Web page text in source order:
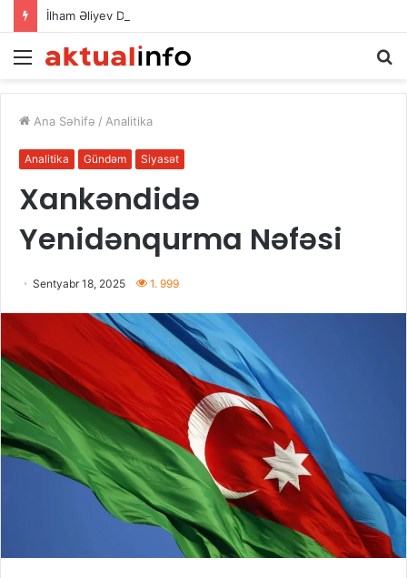
İlham Əliyev Donald Trampla danışdı
Menu
Ana Səhifə / Analitika
Analitika Gündəm Siyasət
Xankəndidə
Yenidənqurma Nəfəsi
Sentyabr 18, 2025 1. 999